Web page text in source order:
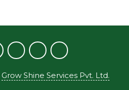
Grow Shine Services Pvt. Ltd.